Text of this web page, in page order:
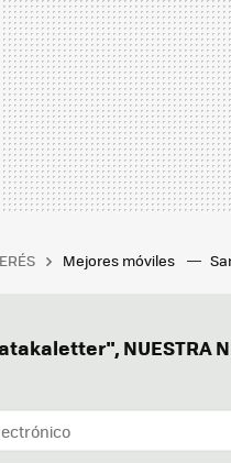
Mejores móviles
NUESTRA